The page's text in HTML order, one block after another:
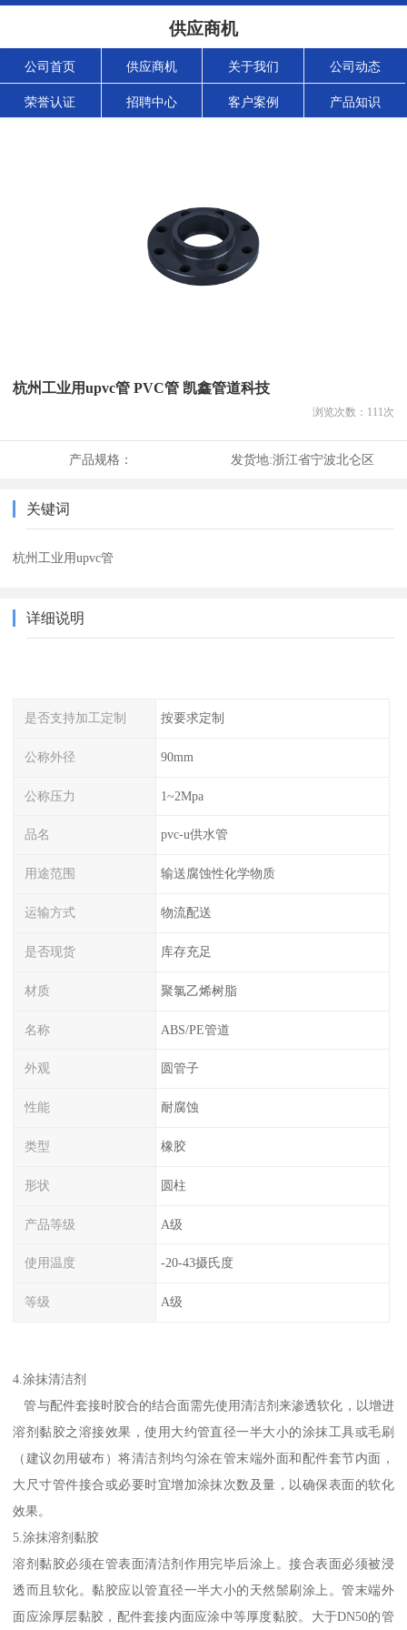
供应商机
公司首页 供应商机 关于我们 公司动态
荣誉认证 招聘中心 客户案例 产品知识
杭州工业用upvc管 PVC管 凯鑫管道科技
浏览次数： 111次
产品规格： 发货地:浙江省宁波北仑区
关键词
杭州工业用upvc管
详细说明
是否支持加工定制 按要求定制
公称外径 90mm
公称压力 1~2Mpa
品名 pvc-u供水管
用途范围 输送腐蚀性化学物质
运输方式 物流配送
是否现货 库存充足
材质 聚氯乙烯树脂
名称 ABS/PE管道
外观 圆管子
性能 耐腐蚀
类型 橡胶
形状 圆柱
产品等级 A级
使用温度 -20-43摄氏度
等级 A级
4.涂抹清洁剂
管与配件套接时胶合的结合面需先使用清洁剂来渗透软化，以增进
溶剂黏胶之溶接效果，使用大约管直径一半大小的涂抹工具或毛刷
（建议勿用破布）将清洁剂均匀涂在管末端外面和配件套节内面，
大尺寸管件接合或必要时宜增加涂抹次数及量，以确保表面的软化
效果。
5.涂抹溶剂黏胶
溶剂黏胶必须在管表面清洁剂作用完毕后涂上。接合表面必须被浸
透而且软化。黏胶应以管直径一半大小的天然鬃刷涂上。管末端外
面应涂厚层黏胶，配件套接内面应涂中等厚度黏胶。大于DN50的管